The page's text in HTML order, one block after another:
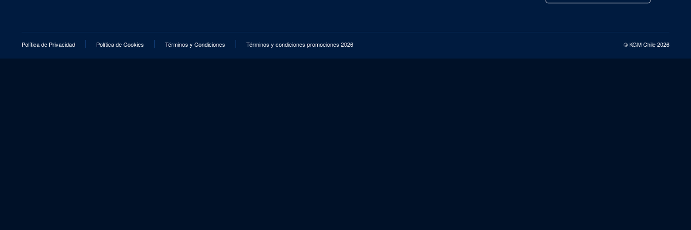
Política de Privacidad Política de Cookies Términos y Condiciones Términos y condiciones promociones 2026 © KGM Chile 2026